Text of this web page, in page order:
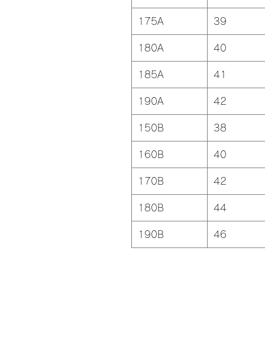
175A 39
180A 40
185A 41
190A 42
150B 38
160B 40
170B 42
180B 44
190B 46